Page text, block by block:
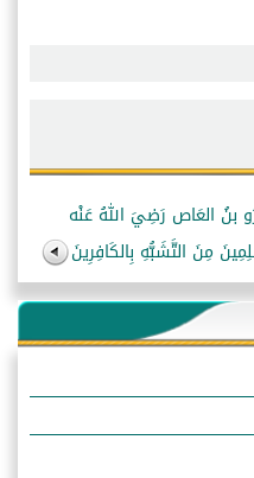
بنُ العَاص رَضِيَ اللهُ عَنْه
مِنَ التَّشَبُّهِ بِالكَافِرِينَ